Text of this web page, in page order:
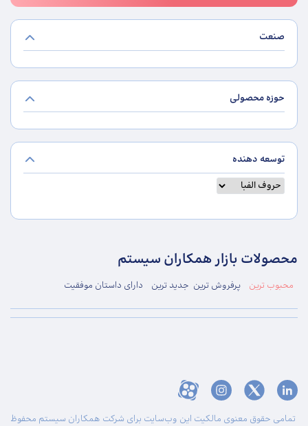
صنعت
حوزه محصولی
توسعه دهنده
محصولات بازار همکاران سیستم
محبوب ترین پرفروش ترین جدید ترین دارای داستان موفقیت
تمامی حقوق معنوی مالکیت این وب‌سایت برای شرکت همکاران سیستم محفوظ